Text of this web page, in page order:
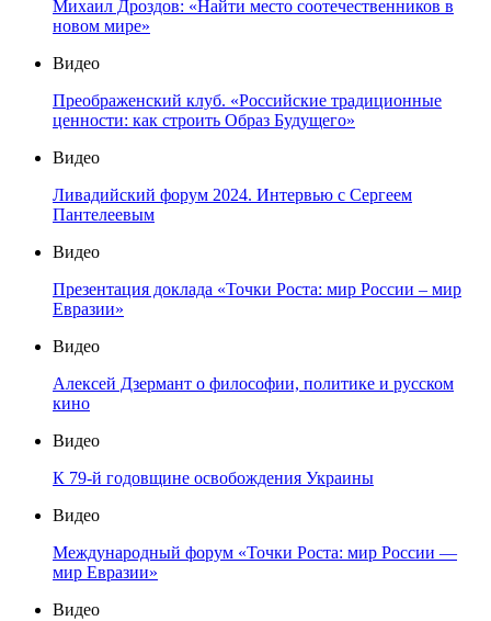
Михаил Дроздов: «Найти место соотечественников в
новом мире»
Видео
Преображенский клуб. «Российские традиционные
ценности: как строить Образ Будущего»
Видео
Ливадийский форум 2024. Интервью с Сергеем
Пантелеевым
Видео
Презентация доклада «Точки Роста: мир России – мир
Евразии»
Видео
Алексей Дзермант о философии, политике и русском
кино
Видео
К 79-й годовщине освобождения Украины
Видео
Международный форум «Точки Роста: мир России —
мир Евразии»
Видео